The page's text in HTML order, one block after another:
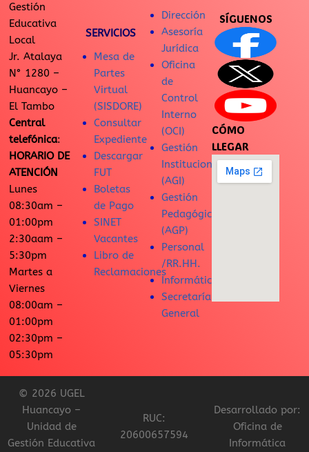
Gestión
Educativa
Local
Jr. Atalaya
N° 1280 –
Huancayo –
El Tambo
Central
telefónica:
HORARIO DE
ATENCIÓN
Lunes
08:30am –
01:00pm
2:30aam –
5:30pm
Martes a
Viernes
08:00am –
01:00pm
02:30pm –
05:30pm
SERVICIOS
Mesa de
Partes
Virtual
(SISDORE)
Consultar
Expediente
Descargar
FUT
Boletas
de Pago
SINET
Vacantes
Libro de
Reclamaciones
Dirección
Asesoría
Jurídica
Oficina
de
Control
Interno
(OCI)
Gestión
Institucional
(AGI)
Gestión
Pedagógica
(AGP)
Personal
/RR.HH.
Informática
Secretaría
General
SÍGUENOS
CÓMO
LLEGAR
© 2026 UGEL
Huancayo –
Unidad de
Gestión Educativa
RUC:
20600657594
Desarrollado por:
Oficina de
Informática